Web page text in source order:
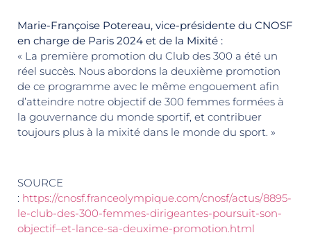
Marie-Françoise Potereau, vice-présidente du CNOSF
en charge de Paris 2024 et de la Mixité :
« La première promotion du Club des 300 a été un
réel succès. Nous abordons la deuxième promotion
de ce programme avec le même engouement afin
d’atteindre notre objectif de 300 femmes formées à
la gouvernance du monde sportif, et contribuer
toujours plus à la mixité dans le monde du sport. »
SOURCE
: https://cnosf.franceolympique.com/cnosf/actus/8895-
le-club-des-300-femmes-dirigeantes-poursuit-son-
objectif–et-lance-sa-deuxime-promotion.html